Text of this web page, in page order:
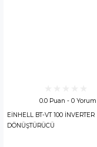
0.0 Puan - 0 Yorum
EİNHELL BT-VT 100 İNVERTER
DÖNÜŞTÜRÜCÜ